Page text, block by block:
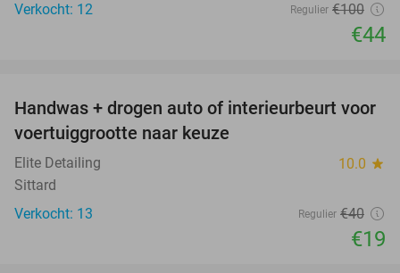
Verkocht: 12
Regulier €100
€44
53%
Handwas + drogen auto of interieurbeurt voor
voertuiggrootte naar keuze
Elite Detailing 10.0 star
Sittard
Verkocht: 13
Regulier €40
€19